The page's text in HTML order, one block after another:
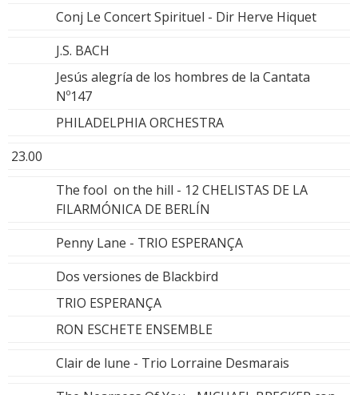
Conj Le Concert Spirituel - Dir Herve Hiquet
J.S. BACH
Jesús alegría de los hombres de la Cantata
Nº147
PHILADELPHIA ORCHESTRA
23.00
The fool on the hill - 12 CHELISTAS DE LA
FILARMÓNICA DE BERLÍN
Penny Lane - TRIO ESPERANÇA
Dos versiones de Blackbird
TRIO ESPERANÇA
RON ESCHETE ENSEMBLE
Clair de lune - Trio Lorraine Desmarais